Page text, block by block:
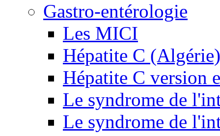
Gastro-entérologie
Les MICI
Hépatite C (Algérie)
Hépatite C version
Le syndrome de
Le syndrome de